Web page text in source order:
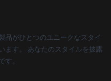
品がひとつのユニークなスタイ
ます。 あなたのスタイルを披露
す。